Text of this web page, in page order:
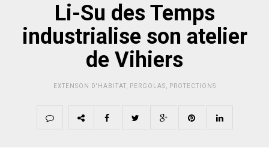
Li-Su des Temps
industrialise son atelier
de Vihiers
EXTENSON D'HABITAT, PERGOLAS PROTECTIONS